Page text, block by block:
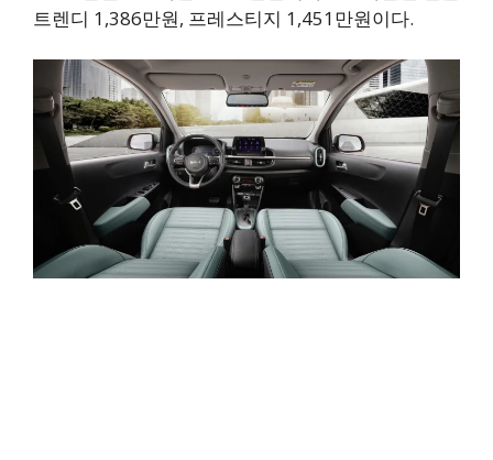
트렌디 1,386만원, 프레스티지 1,451만원이다.